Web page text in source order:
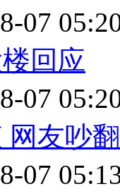
07
回应
07
网友吵
07